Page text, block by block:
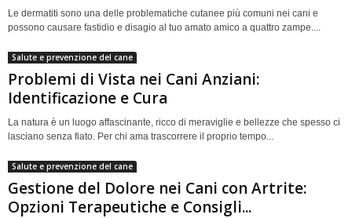
Le dermatiti sono una delle problematiche cutanee più comuni nei cani e
possono causare fastidio e disagio al tuo amato amico a quattro zampe....
Salute e prevenzione del cane
Problemi di Vista nei Cani Anziani:
Identificazione e Cura
La natura è un luogo affascinante, ricco di meraviglie e bellezze che spesso ci
lasciano senza fiato. Per chi ama trascorrere il proprio tempo...
Salute e prevenzione del cane
Gestione del Dolore nei Cani con Artrite:
Opzioni Terapeutiche e Consigli...